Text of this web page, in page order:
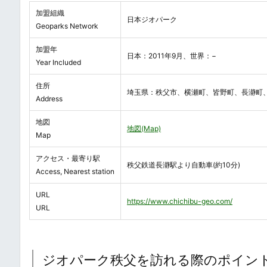
加盟組織
Geoparks Network
日本ジオパーク
加盟年
Year Included
日本：2011年9月、世界：−
住所
Address
埼玉県：秩父市、横瀬町、皆野町、長瀞町
地図
Map
地図(Map)
アクセス・最寄り駅
Access, Nearest station
秩父鉄道長瀞駅より自動車(約10分)
URL
URL
https://www.chichibu-geo.com/
ジオパーク秩父を訪れる際のポイン